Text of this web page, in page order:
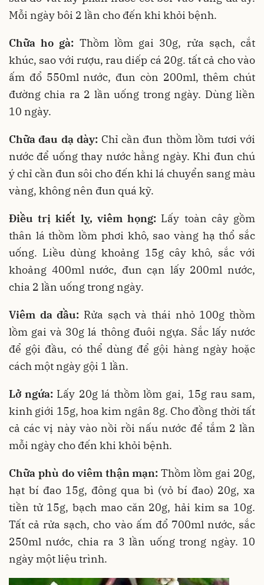
Mỗi ngày bôi 2 lần cho đến khi khỏi bệnh.
Chữa ho gà: Thồm lồm gai 30g, rửa sạch, cắt
khúc, sao với rượu, rau diếp cá 20g. tất cả cho vào
ấm đổ 550ml nước, đun còn 200ml, thêm chút
đường chia ra 2 lần uống trong ngày. Dùng liền
10 ngày.
Chữa đau dạ dày: Chỉ cần đun thồm lồm tươi với
nước để uống thay nước hằng ngày. Khi đun chú
ý chỉ cần đun sôi cho đến khi lá chuyển sang màu
vàng, không nên đun quá kỹ.
Điều trị kiết lỵ, viêm họng: Lấy toàn cây gồm
thân lá thồm lồm phơi khô, sao vàng hạ thổ sắc
uống. Liều dùng khoảng 15g cây khô, sắc với
khoảng 400ml nước, đun cạn lấy 200ml nước,
chia 2 lần uống trong ngày.
Viêm da đầu: Rửa sạch và thái nhỏ 100g thồm
lồm gai và 30g lá thông đuôi ngựa. Sắc lấy nước
để gội đầu, có thể dùng để gội hàng ngày hoặc
cách một ngày gội 1 lần.
Lở ngứa: Lấy 20g lá thồm lồm gai, 15g rau sam,
kinh giới 15g, hoa kim ngân 8g. Cho đồng thời tất
cả các vị này vào nồi rồi nấu nước để tắm 2 lần
mỗi ngày cho đến khi khỏi bệnh.
Chữa phù do viêm thận mạn:Thồm lồm gai 20g,
hạt bí đao 15g, đông qua bì (vỏ bí đao) 20g, xa
tiền tử 15g, bạch mao căn 20g, hải kim sa 10g.
Tất cả rửa sạch, cho vào ấm đổ 700ml nước, sắc
250ml nước, chia ra 3 lần uống trong ngày. 10
ngày một liệu trình.